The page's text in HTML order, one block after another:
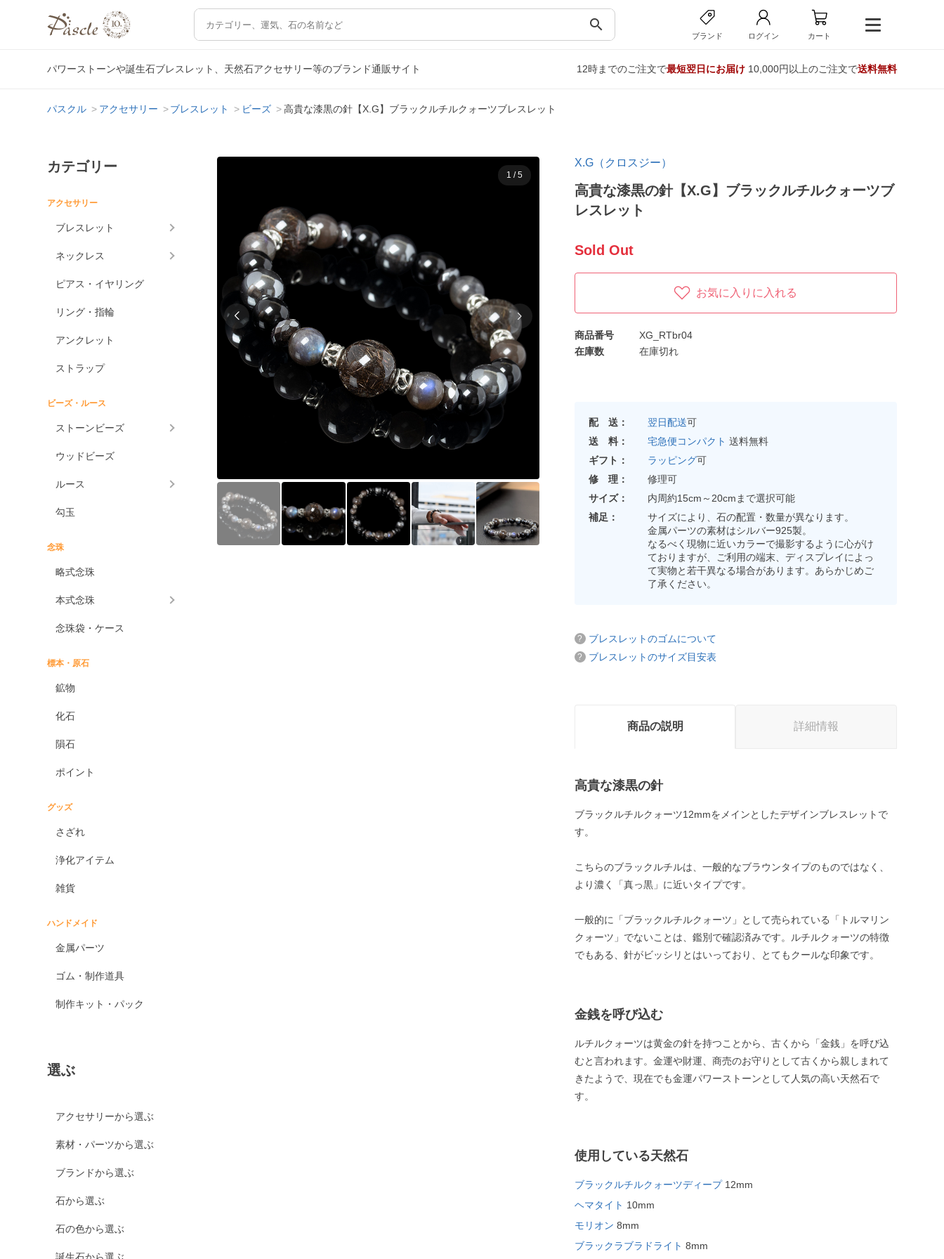
search
ブランド ログイン カート
パワーストーンや誕生石ブレスレット、天然石アクセサリー等のブランド通販サイト 12時までのご注文で最短翌日にお届け10,000円以上のご注文で送料無料
パスクル アクセサリー ブレスレット ビーズ 高貴な漆黒の針【X.G】ブラックルチルクォーツブレスレット
カテゴリー
アクセサリー
ブレスレット
ネックレス
ピアス・イヤリング
リング・指輪
アンクレット
ストラップ
ビーズ・ルース
ストーンビーズ
ウッドビーズ
ルース
勾玉
念珠
略式念珠
本式念珠
念珠袋・ケース
標本・原石
鉱物
化石
隕石
ポイント
グッズ
さざれ
浄化アイテム
雑貨
ハンドメイド
金属パーツ
ゴム・制作道具
制作キット・パック
選ぶ
アクセサリーから選ぶ
素材・パーツから選ぶ
ブランドから選ぶ
石から選ぶ
石の色から選ぶ
1 /5
X.G（クロスジー）
高貴な漆黒の針【X.G】ブラックルチルクォーツブ
レスレット
Sold Out
お気に入りに入れる
商品番号
XG_RTbr04
在庫数
在庫切れ
配 送： 翌日配送可
送 料：
宅急便コンパクト 送料無料
ギフト：
ラッピング可
修 理：
修理可
サイズ：
内周約15cm～20cmまで選択可能
補足：
サイズにより、石の配置・数量が異なります。
金属パーツの素材はシルバー925製。
なるべく現物に近いカラーで撮影するように心がけ
ておりますが、ご利用の端末、ディスプレイによっ
て実物と若干異なる場合があります。あらかじめご
了承ください。
ブレスレットのゴムについて
ブレスレットのサイズ目安表
商品の説明 詳細情報
高貴な漆黒の針
ブラックルチルクォーツ12mmをメインとしたデザインブレスレットで
す。
こちらのブラックルチルは、一般的なブラウンタイプのものではなく、
より濃く「真っ黒」に近いタイプです。
一般的に「ブラックルチルクォーツ」として売られている「トルマリン
クォーツ」でないことは、鑑別で確認済みです。ルチルクォーツの特徴
でもある、針がビッシリとはいっており、とてもクールな印象です。
金銭を呼び込む
ルチルクォーツは黄金の針を持つことから、古くから「金銭」を呼び込
むと言われます。金運や財運、商売のお守りとして古くから親しまれて
きたようで、現在でも金運パワーストーンとして人気の高い天然石で
す。
使用している天然石
ブラックルチルクォーツディープ12mm
ヘマタイト 10mm
モリオン 8mm
ブラックラブラドライト 8mm